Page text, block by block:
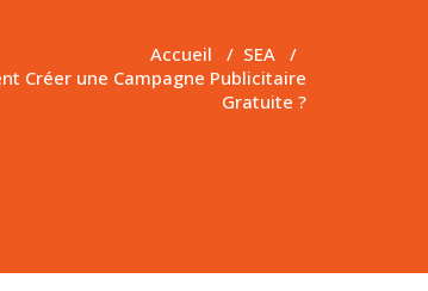
Accueil / SEA /
Créer une Campagne Publicitaire
Gratuite ?